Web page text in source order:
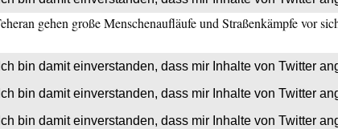
gehen große Menschenaufläufe und Straßenkämpfe vor
Ich bin damit einverstanden, dass mir Inhalte von Twitter
Ich bin damit einverstanden, dass mir Inhalte von Twitter
Ich bin damit einverstanden, dass mir Inhalte von Twitter